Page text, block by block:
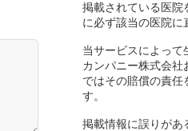
掲載されている医院
に必ず該当の医院に
当サービスによって
カンパニー株式会社
ではその賠償の責任
す。
掲載情報に誤りがあ